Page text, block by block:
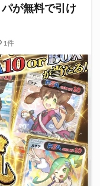
パが無料で引け
1件